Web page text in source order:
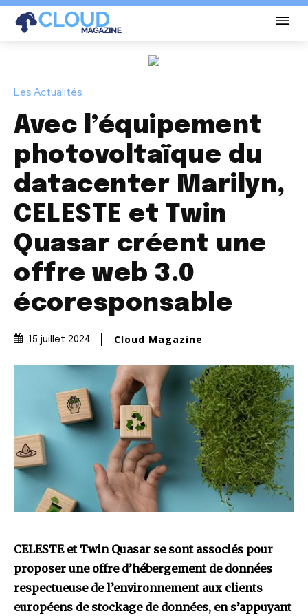
Les Actualités
Avec l’équipement
photovoltaïque du
datacenter Marilyn,
CELESTE et Twin
Quasar créent une
offre web 3.0
écoresponsable
15 juillet 2024 Cloud Magazine
CELESTE et Twin Quasar se sont associés pour
proposer une offre d’hébergement de données
respectueuse de l’environnement aux clients
européens de stockage de données, en s’appuyant